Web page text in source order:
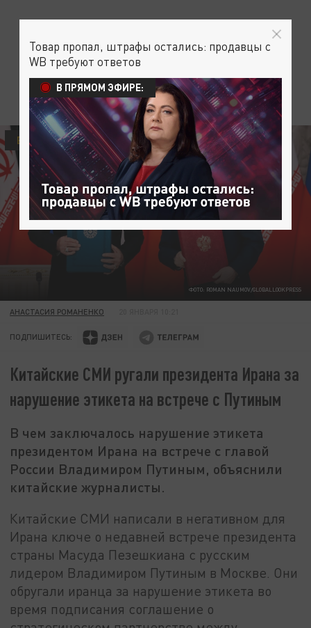
ФОТО: ROMAN NAUMOV/GLOBALLOOKPRESS
В МИРЕ
АНАСТАСИЯ РОМАНЕНКО
ПОДПИШИТЕСЬ:
Китайские СМИ ругали президента Ирана за
нарушение этикета на встрече с Путиным
В чем заключалось нарушение этикета
президентом Ирана на встрече с главой
России Владимиром Путиным, объяснили
китайские журналисты.
Китайские СМИ написали в негативном для
Ирана ключе о недавней встрече президента
страны Масуда Пезешкиана с русским
лидером Владимиром Путиным в Москве. Они
обругали иранца за нарушение этикета во
время подписания соглашение о
Товар пропал, штрафы остались: продавцы с
WB требуют ответов
В ПРЯМОМ ЭФИРЕ: